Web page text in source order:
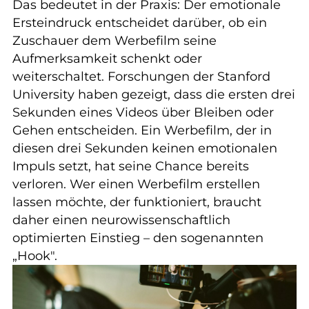
Das bedeutet in der Praxis: Der emotionale
Ersteindruck entscheidet darüber, ob ein
Zuschauer dem Werbefilm seine
Aufmerksamkeit schenkt oder
weiterschaltet. Forschungen der Stanford
University haben gezeigt, dass die ersten drei
Sekunden eines Videos über Bleiben oder
Gehen entscheiden. Ein Werbefilm, der in
diesen drei Sekunden keinen emotionalen
Impuls setzt, hat seine Chance bereits
verloren. Wer einen Werbefilm erstellen
lassen möchte, der funktioniert, braucht
daher einen neurowissenschaftlich
optimierten Einstieg – den sogenannten
„Hook".